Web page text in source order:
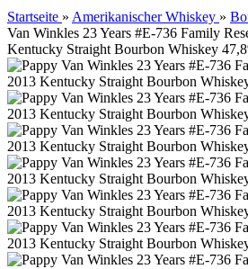
Startseite » Amerikanischer Whiskey »
Van Winkles 23 Years #E-736 Family
Kentucky Straight Bourbon Whiskey